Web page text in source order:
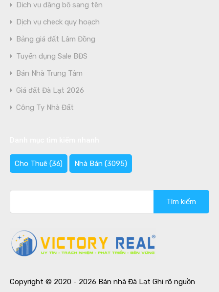
Dịch vụ đăng bộ sang tên
Dịch vụ check quy hoạch
Bảng giá đất Lâm Đồng
Tuyển dụng Sale BĐS
Bán Nhà Trung Tâm
Giá đất Đà Lạt 2026
Công Ty Nhà Đất
Cho Thuê (36) Nhà Bán (3095)
kiếm
cho:
Copyright © 2020 - 2026 Bán nhà Đà Lạt Ghi rõ nguồn